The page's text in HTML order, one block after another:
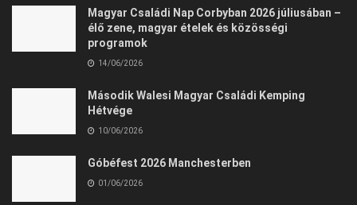
Magyar Családi Nap Corbyban 2026 júliusában –
élő zene, magyar ételek és közösségi
programok
14/06/2026
Második Walesi Magyar Családi Kemping
Hétvége
10/06/2026
Góbéfest 2026 Manchesterben
01/06/2026